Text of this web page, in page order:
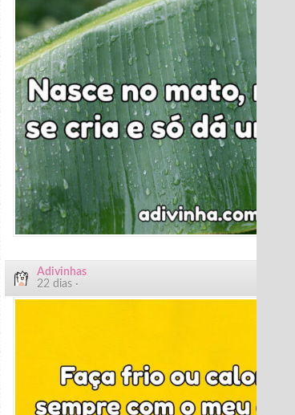
Adivinhas
22 dias ·